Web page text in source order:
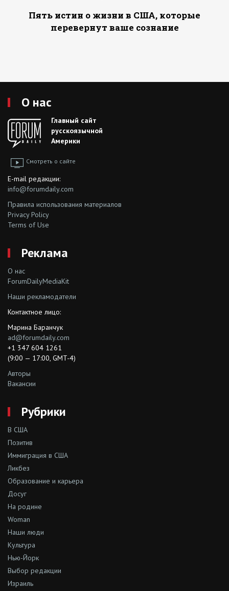
Пять истин о жизни в США, которые
перевернут ваше сознание
О нас
Главный сайт
русскоязычной
Америки
Смотреть о сайте
E-mail редакции:
info@forumdaily.com
Правила использования материалов
Privacy Policy
Terms of Use
Реклама
О нас
ForumDailyMediaKit
Наши рекламодатели
Контактное лицо:
Марина Баранчук
ad@forumdaily.com
+1 347 604 1261
(9:00 — 17:00, GMT-4)
Авторы
Вакансии
Рубрики
В США
Позитив
Иммиграция в США
Ликбез
Образование и карьера
Досуг
На родине
Woman
Наши люди
Культура
Нью-Йорк
Выбор редакции
Израиль